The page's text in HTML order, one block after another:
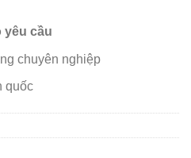
yêu cầu
chuyên nghiệp
quốc